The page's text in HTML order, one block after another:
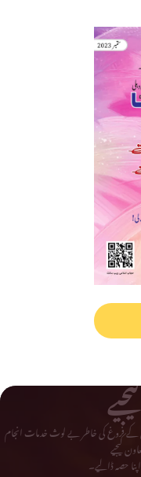
کے فروغ کی خاطر بے لوث خدمات انجام
کیجیے
حصہ ڈالیے۔